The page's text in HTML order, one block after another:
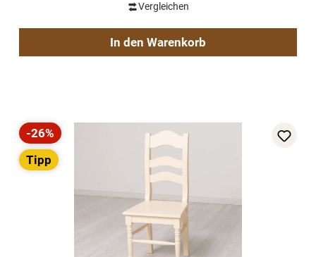
Vergleichen
In den Warenkorb
Rabatt
-26%
Tipp